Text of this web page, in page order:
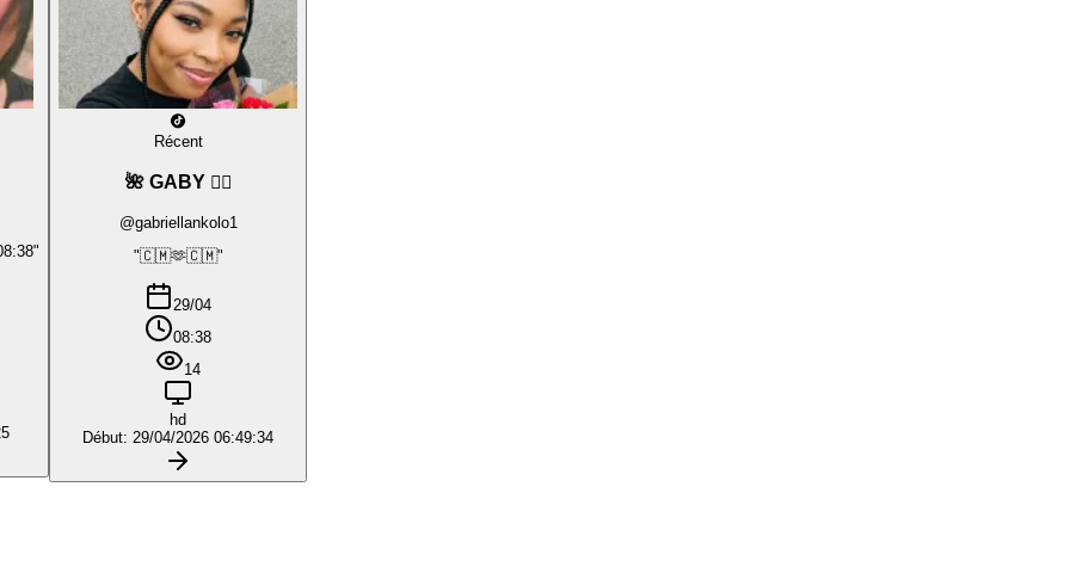
Récent
🌺 GABY ❤️‍🔥
@gabriellankolo1
"🇨🇲🫶🇨🇲"
29/04
08:38
14
hd
Début: 29/04/2026 06:49:34